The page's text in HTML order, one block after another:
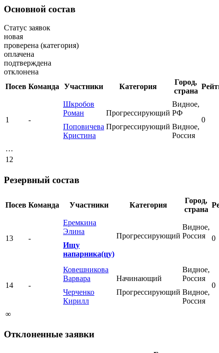
Основной состав
Статус заявок
новая
проверена (категория)
оплачена
подтверждена
отклонена
Посев Команда Участники Категория
Город,
страна
1 -
Шкробов
Роман
Поповичева
Кристина
Прогрессирующий
Прогрессирующий
Видное,
РФ
Видное,
Россия
0
…
12
Резервный состав
Посев Команда Участники Категория
Город,
страна
13 -
Еремкина
Элина
Ищу
напарника(цу)
Прогрессирующий
Видное,
Россия
0
14 -
Ковешникова
Варвара
Черченко
Кирилл
Начинающий
Прогрессирующий
Видное,
Россия
Видное,
Россия
0
∞
Отклоненные заявки